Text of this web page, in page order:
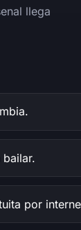
llega
por